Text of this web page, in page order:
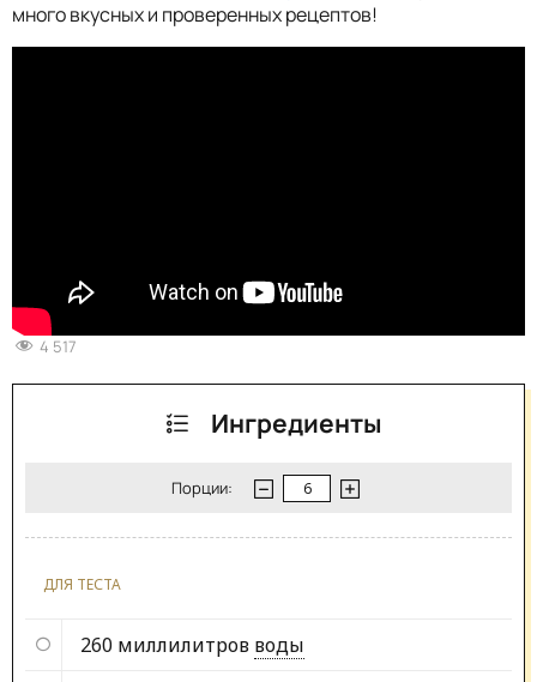
много вкусных и проверенных рецептов!
4 517
Ингредиенты
Порции:
ДЛЯ ТЕСТА
260 миллилитров воды